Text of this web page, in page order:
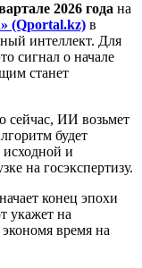
2026 года на
(Qportal.kz) в
интеллект. Для
сигнал о начале
станет
сейчас, ИИ возьмет
будет
исходной и
на госэкспертизу.
конец эпохи
укажет на
время на